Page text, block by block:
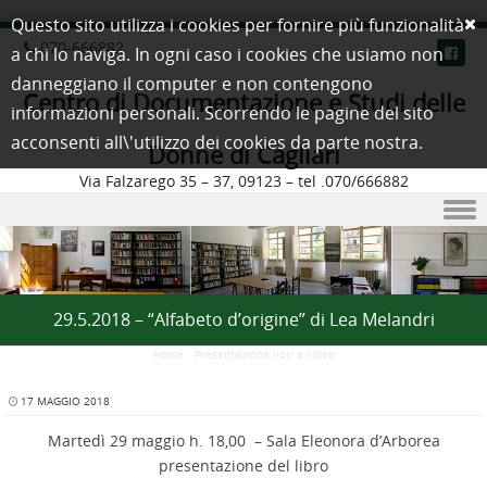
070-666882
Centro di Documentazione e Studi delle
Donne di Cagliari
Via Falzarego 35 – 37, 09123 – tel .070/666882
Skip to content
29.5.2018 – “Alfabeto d’origine” di Lea Melandri
Home Presentazione libri e video
17 MAGGIO 2018
Martedì 29 maggio h. 18,00 – Sala Eleonora d’Arborea
presentazione del libro
Questo sito utilizza i cookies per fornire più funzionalità
a chi lo naviga. In ogni caso i cookies che usiamo non
danneggiano il computer e non contengono
informazioni personali. Scorrendo le pagine del sito
acconsenti all\'utilizzo dei cookies da parte nostra.